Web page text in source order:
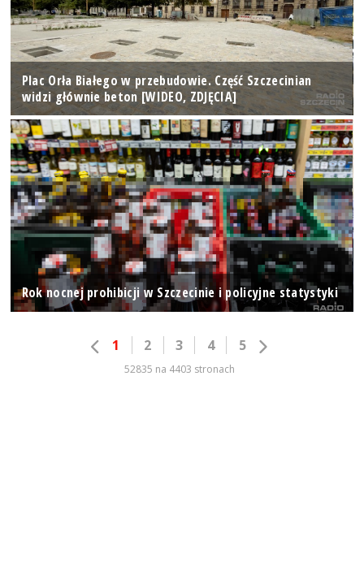
Plac Orła Białego w przebudowie. Część Szczecinian
widzi głównie beton [WIDEO, ZDJĘCIA]
Rok nocnej prohibicji w Szczecinie i policyjne statystyki
1 2 3 4 5
52835 na 4403 stronach